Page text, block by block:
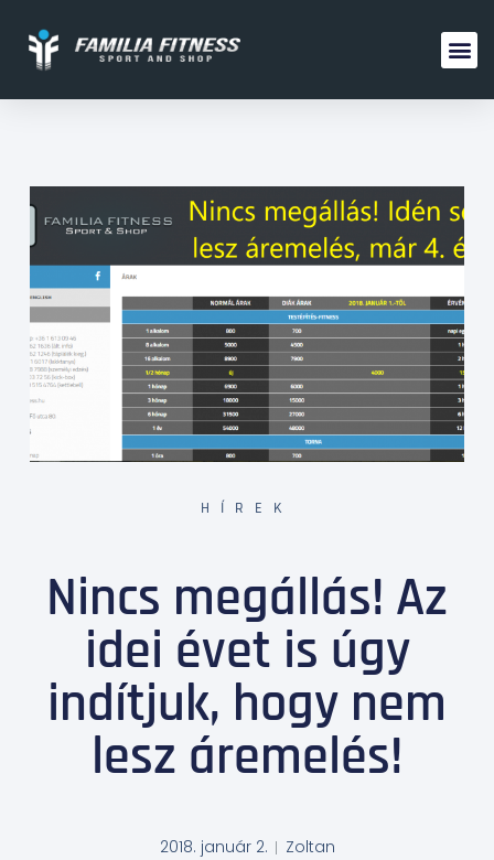
HÍREK
Nincs megállás! Az
idei évet is úgy
indítjuk, hogy nem
lesz áremelés!
2018. január 2. Zoltan